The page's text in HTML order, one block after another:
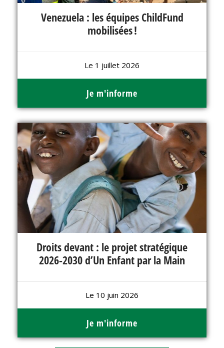
Venezuela : les équipes ChildFund
mobilisées !
Le 1 juillet 2026
Je m'informe
Droits devant : le projet stratégique
2026-2030 d’Un Enfant par la Main
Le 10 juin 2026
Je m'informe